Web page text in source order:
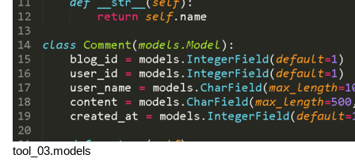
tool_03.models